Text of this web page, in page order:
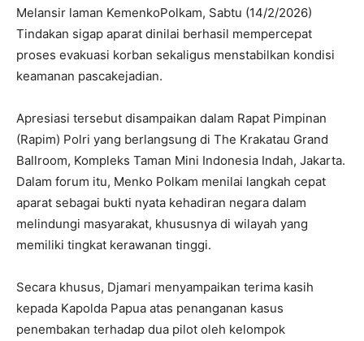
Melansir laman KemenkoPolkam, Sabtu (14/2/2026)
Tindakan sigap aparat dinilai berhasil mempercepat
proses evakuasi korban sekaligus menstabilkan kondisi
keamanan pascakejadian.
‎‎Apresiasi tersebut disampaikan dalam Rapat Pimpinan
(Rapim) Polri yang berlangsung di The Krakatau Grand
Ballroom, Kompleks Taman Mini Indonesia Indah, Jakarta.
Dalam forum itu, Menko Polkam menilai langkah cepat
aparat sebagai bukti nyata kehadiran negara dalam
melindungi masyarakat, khususnya di wilayah yang
memiliki tingkat kerawanan tinggi.
‎‎Secara khusus, Djamari menyampaikan terima kasih
kepada Kapolda Papua atas penanganan kasus
penembakan terhadap dua pilot oleh kelompok